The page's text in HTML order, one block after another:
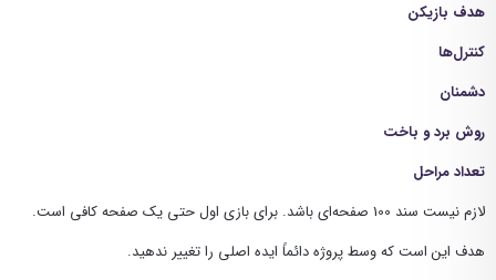
هدف بازیکن
کنترل‌ها
دشمنان
روش برد و باخت
تعداد مراحل
لازم نیست سند 100 صفحه‌ای باشد. برای بازی اول حتی یک صفحه کافی است.
هدف این است که وسط پروژه دائماً ایده اصلی را تغییر ندهید.